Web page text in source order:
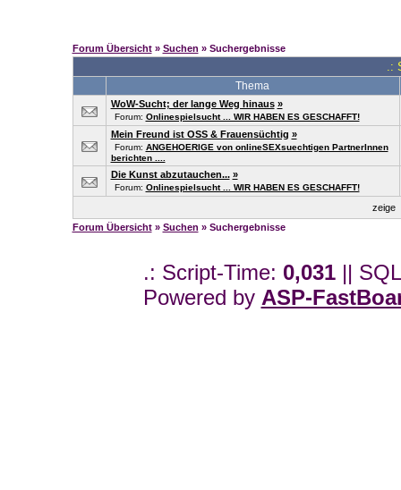
Forum Übersicht» Suchen » Suchergebnisse
.:
Thema
WoW-Sucht; der lange Weg hinaus »
Forum: Onlinespielsucht ... WIR HABEN ES GESCHAFFT!
Mein Freund ist OSS & Frauensüchtig »
Forum: ANGEHOERIGE von onlineSEXsuechtigen PartnerInnen
berichten ....
Die Kunst abzutauchen... »
Forum: Onlinespielsucht ... WIR HABEN ES GESCHAFFT!
zeige
Forum Übersicht» Suchen » Suchergebnisse
.: Script-Time: 0,031||
Powered by ASP-